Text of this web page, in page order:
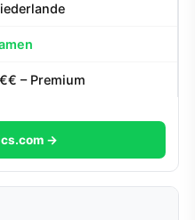
– Premium
→